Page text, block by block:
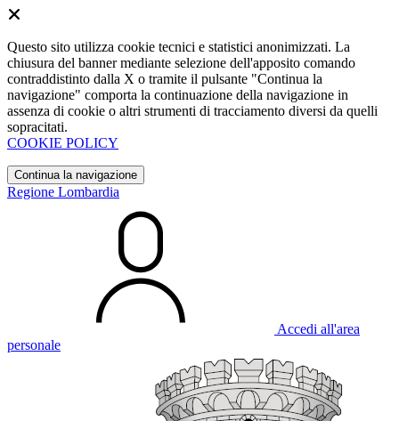
Questo sito utilizza cookie tecnici e statistici anonimizzati. La
chiusura del banner mediante selezione dell'apposito comando
contraddistinto dalla X o tramite il pulsante "Continua la
navigazione" comporta la continuazione della navigazione in
assenza di cookie o altri strumenti di tracciamento diversi da quelli
sopracitati.
COOKIE POLICY
Continua la navigazione
Regione Lombardia
Accedi all'area
personale